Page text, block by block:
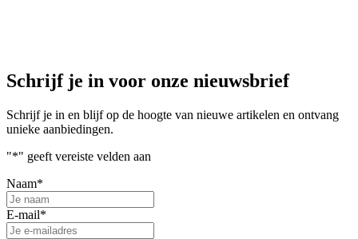
Schrijf je in voor onze nieuwsbrief
Schrijf je in en blijf op de hoogte van nieuwe artikelen en ontvang
unieke aanbiedingen.
"*" geeft vereiste velden aan
Naam*
E-mail*